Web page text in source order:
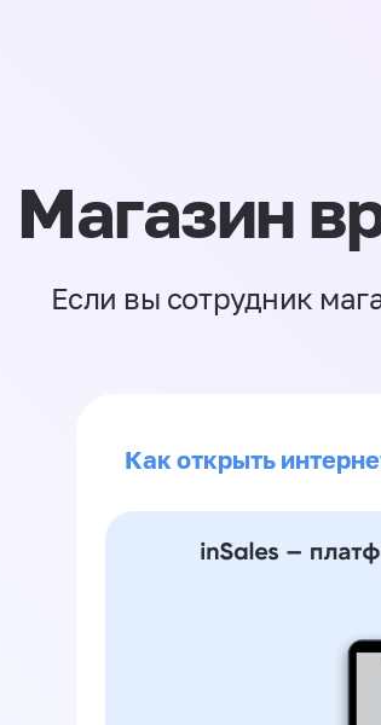
Магазин
Если вы сотрудник
Как открыть